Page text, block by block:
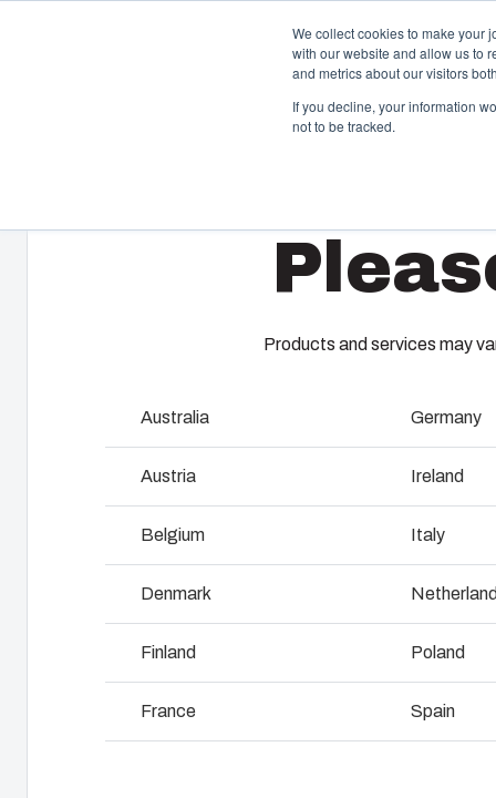
We collect cookies to make your
with our website and allow us to
and metrics about our visitors
If you decline, your information
not to be tracked.
Laajasta kotelo- ja kaappivalikoimastamme
löytyy ratkaisu kaikkiin käyttöympäristöihin.
Koteloiden ja kaappien
kustomointi
Miksi käytämme
polykarbonaattia?
Tarjoamme
luominen
Products and services may
Australia
Austria
Belgium
Denmark
Finland
France
Germany
Ireland
Italy
Poland
Spain